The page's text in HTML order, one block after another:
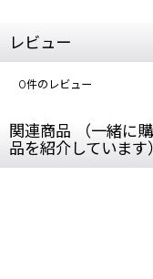
レビュー
0件のレビュー
関連商品 （一緒に
品を紹介しています）